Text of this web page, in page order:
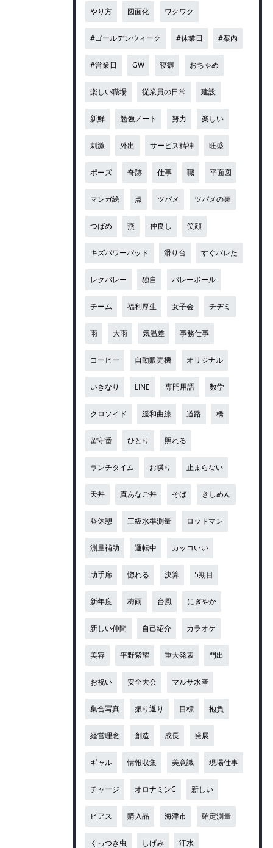
やり方 図面化 ワクワク
#ゴールデンウィーク #休業日 #案内
#営業日 GW 寝癖 おちゃめ
楽しい職場 従業員の日常 建設
新鮮 勉強ノート 努力 楽しい
刺激 外出 サービス精神 旺盛
ポーズ 奇跡 仕事 職 平面図
マンガ絵 点 ツバメ ツバメの巣
つばめ 燕 仲良し 笑顔
キズパワーパッド 滑り台 すぐバレた
レクバレー 独自 バレーボール
チーム 福利厚生 女子会 チヂミ
雨 大雨 気温差 事務仕事
コーヒー 自動販売機 オリジナル
いきなり LINE 専門用語 数学
クロソイド 緩和曲線 道路 橋
留守番 ひとり 照れる
ランチタイム お喋り 止まらない
天丼 真あなご丼 そば きしめん
昼休憩 三級水準測量 ロッドマン
測量補助 運転中 カッコいい
助手席 惚れる 決算 5期目
新年度 梅雨 台風 にぎやか
新しい仲間 自己紹介 カラオケ
美容 平野紫耀 重大発表 門出
お祝い 安全大会 マルサ水産
集合写真 振り返り 目標 抱負
経営理念 創造 成長 発展
ギャル 情報収集 美意識 現場仕事
チャージ オロナミンC 新しい
ピアス 購入品 海津市 確定測量
くっつき虫 しげみ 汗水